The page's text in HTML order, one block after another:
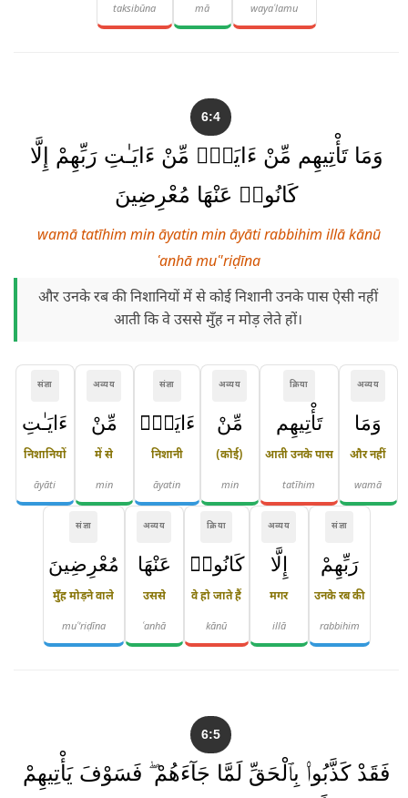
wayaʿlamu
mā
taksibūna
6:4
وَمَا تَأْتِيهِم مِّنْ ءَايَةٍۢ مِّنْ ءَايَـٰتِ رَبِّهِمْ إِلَّا
كَانُوا۟ عَنْهَا مُعْرِضِينَ
wamā tatīhim min āyatin min āyāti rabbihim illā kānū
ʿanhā muʿ'riḍīna
और उनके रब की निशानियों में से कोई निशानी उनके पास ऐसी नहीं
आती कि वे उससे मुँह न मोड़ लेते हों।
अव्यय
وَمَا
और नहीं
wamā
क्रिया
تَأْتِيهِم
आती उनके पास
tatīhim
अव्यय
مِّنْ
(कोई)
min
संज्ञा
ءَايَةٍۢ
निशानी
āyatin
अव्यय
مِّنْ
में से
min
संज्ञा
ءَايَـٰتِ
निशानियों
āyāti
संज्ञा
رَبِّهِمْ
उनके रब की
rabbihim
अव्यय
إِلَّا
मगर
illā
क्रिया
كَانُوا۟
वे हो जाते हैं
kānū
अव्यय
عَنْهَا
उससे
ʿanhā
संज्ञा
مُعْرِضِينَ
मुँह मोड़ने वाले
muʿ'riḍīna
6:5
فَقَدْ كَذَّبُوا۟ بِٱلْحَقِّ لَمَّا جَآءَهُمْ ۖ فَسَوْفَ يَأْتِيهِمْ